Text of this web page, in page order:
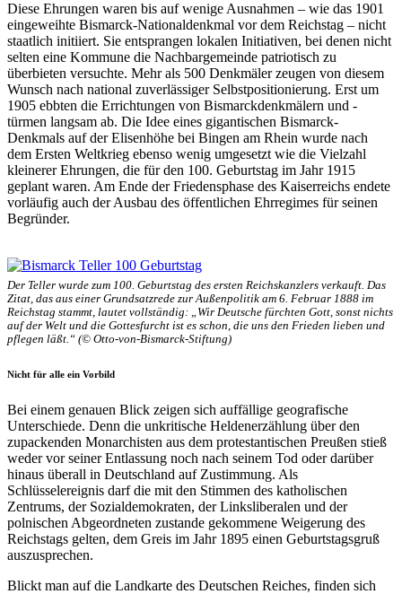
Diese Ehrungen waren bis auf wenige Ausnahmen – wie das 1901
eingeweihte Bismarck-Nationaldenkmal vor dem Reichstag – nicht
staatlich initiiert. Sie entsprangen lokalen Initiativen, bei denen nicht
selten eine Kommune die Nachbargemeinde patriotisch zu
überbieten versuchte. Mehr als 500 Denkmäler zeugen von diesem
Wunsch nach national zuverlässiger Selbstpositionierung. Erst um
1905 ebbten die Errichtungen von Bismarckdenkmälern und -
türmen langsam ab. Die Idee eines gigantischen Bismarck-
Denkmals auf der Elisenhöhe bei Bingen am Rhein wurde nach
dem Ersten Weltkrieg ebenso wenig umgesetzt wie die Vielzahl
kleinerer Ehrungen, die für den 100. Geburtstag im Jahr 1915
geplant waren. Am Ende der Friedensphase des Kaiserreichs endete
vorläufig auch der Ausbau des öffentlichen Ehrregimes für seinen
Begründer.
Der Teller wurde zum 100. Geburtstag des ersten Reichskanzlers verkauft. Das
Zitat, das aus einer Grundsatzrede zur Außenpolitik am 6. Februar 1888 im
Reichstag stammt, lautet vollständig: „Wir Deutsche fürchten Gott, sonst nichts
auf der Welt und die Gottesfurcht ist es schon, die uns den Frieden lieben und
pflegen läßt.“ (© Otto-von-Bismarck-Stiftung)
Nicht für alle ein Vorbild
Bei einem genauen Blick zeigen sich auffällige geografische
Unterschiede. Denn die unkritische Heldenerzählung über den
zupackenden Monarchisten aus dem protestantischen Preußen stieß
weder vor seiner Entlassung noch nach seinem Tod oder darüber
hinaus überall in Deutschland auf Zustimmung. Als
Schlüsselereignis darf die mit den Stimmen des katholischen
Zentrums, der Sozialdemokraten, der Linksliberalen und der
polnischen Abgeordneten zustande gekommene Weigerung des
Reichstags gelten, dem Greis im Jahr 1895 einen Geburtstagsgruß
auszusprechen.
Blickt man auf die Landkarte des Deutschen Reiches, finden sich